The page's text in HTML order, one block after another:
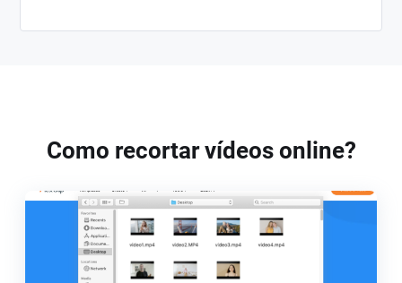
Como recortar vídeos online?